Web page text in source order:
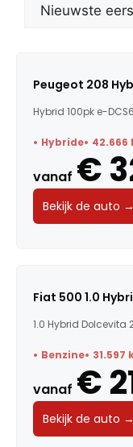
Merk
Trefwoorden
Carrosserie
Transmissie
Peugeot 208
Hybrid 100pk e-
Hybride 42.666
vanaf €
Bekijk de auto →
Fiat 500 1.0
1.0 Hybrid Dolcevita
Benzine 31.597
vanaf €
Bekijk de auto →